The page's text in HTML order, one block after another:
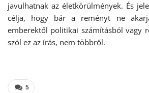
javulhatnak az életkörülmények. És
célja, hogy bár a reményt ne
emberektől politikai számításból vagy
szól ez az írás, nem többről.
5